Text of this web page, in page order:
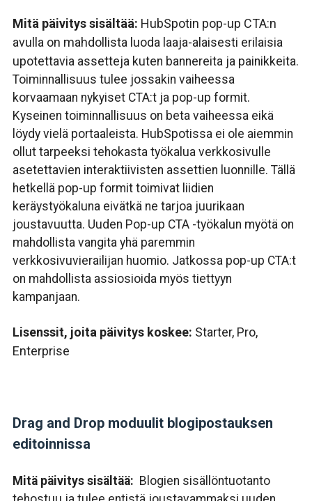
Mitä päivitys sisältää: HubSpotin pop-up CTA:n
avulla on mahdollista luoda laaja-alaisesti erilaisia
upotettavia assetteja kuten bannereita ja painikkeita.
Toiminnallisuus tulee jossakin vaiheessa
korvaamaan nykyiset CTA:t ja pop-up formit.
Kyseinen toiminnallisuus on beta vaiheessa eikä
löydy vielä portaaleista. HubSpotissa ei ole aiemmin
ollut tarpeeksi tehokasta työkalua verkkosivulle
asetettavien interaktiivisten assettien luonnille. Tällä
hetkellä pop-up formit toimivat liidien
keräystyökaluna eivätkä ne tarjoa juurikaan
joustavuutta. Uuden Pop-up CTA -työkalun myötä on
mahdollista vangita yhä paremmin
verkkosivuvierailijan huomio. Jatkossa pop-up CTA:t
on mahdollista assiosioida myös tiettyyn
kampanjaan.
Lisenssit, joita päivitys koskee: Starter, Pro,
Enterprise
Drag and Drop moduulit blogipostauksen
editoinnissa
Mitä päivitys sisältää: B logien sisällöntuotanto